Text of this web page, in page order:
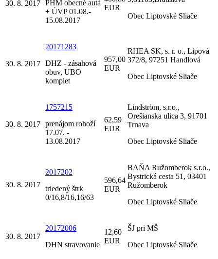
30. 8. 2017 PHM obecné autá
+ ÚVP 01.08.-
15.08.2017
EUR
Obec Liptovské Sliače
30. 8. 2017
20171283
DHZ - zásahová
obuv, UBO
komplet
957,00
EUR
RHEA SK, s. r. o., Lipová
372/8, 97251 Handlová
Obec Liptovské Sliače
30. 8. 2017
1757215
prenájom rohoží
17.07. -
13.08.2017
62,59
EUR
Lindström, s.r.o.,
Orešianska ulica 3, 91701
Trnava
Obec Liptovské Sliače
30. 8. 2017
2017202
triedený štrk
0/16,8/16,16/63
596,64
EUR
BAŇA Ružomberok s.r.o.,
Bystrická cesta 51, 03401
Ružomberok
Obec Liptovské Sliače
30. 8. 2017
20172006
DHN stravovanie
12,60
EUR
ŠJ pri MŠ
Obec Liptovské Sliače